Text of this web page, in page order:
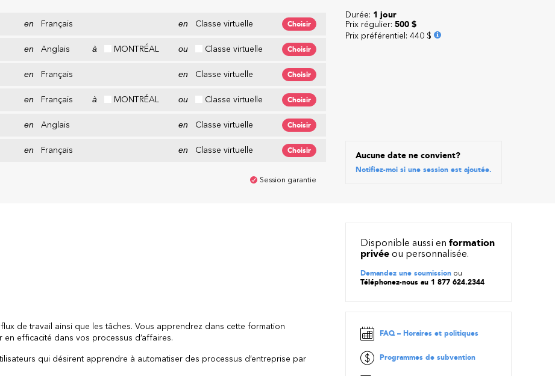
en Français en Classe virtuelle Choisir
en Anglais à MONTRÉAL ou Classe virtuelle Choisir
en Français en Classe virtuelle Choisir
en Français à MONTRÉAL ou Classe virtuelle Choisir
en Anglais en Classe virtuelle Choisir
en Français en Classe virtuelle Choisir
Session garantie
Durée: 1 jour
Prix régulier: 500 $
Prix préférentiel : 440 $
Aucune date ne convient?
Notifiez-moi si une session est ajoutée.
de travail ainsi que les tâches. Vous apprendrez dans cette formation
efficacité dans vos processus d’affaires.
qui désirent apprendre à automatiser des processus d’entreprise par
Disponible aussi en formation
privée ou personnalisée.
Demandez une soumission ou
Téléphonez-nous au 1 877 624.2344
FAQ – Horaires et politiques
Programmes de subvention